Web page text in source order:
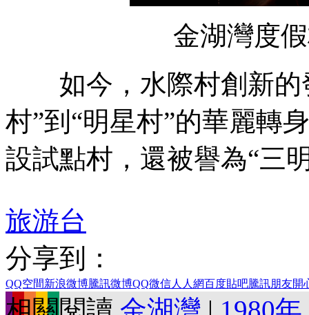
金湖灣度
如今，水際村創新的
村”到“明星村”的華麗轉
設試點村，還被譽為“三
旅游台
分享到：
QQ空間新浪微博騰訊微博QQ微信人人網百度貼吧騰訊朋友開